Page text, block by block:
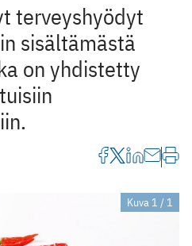
terveyshyödyt
sisältämästä
on yhdistetty
Kuva 1 / 1